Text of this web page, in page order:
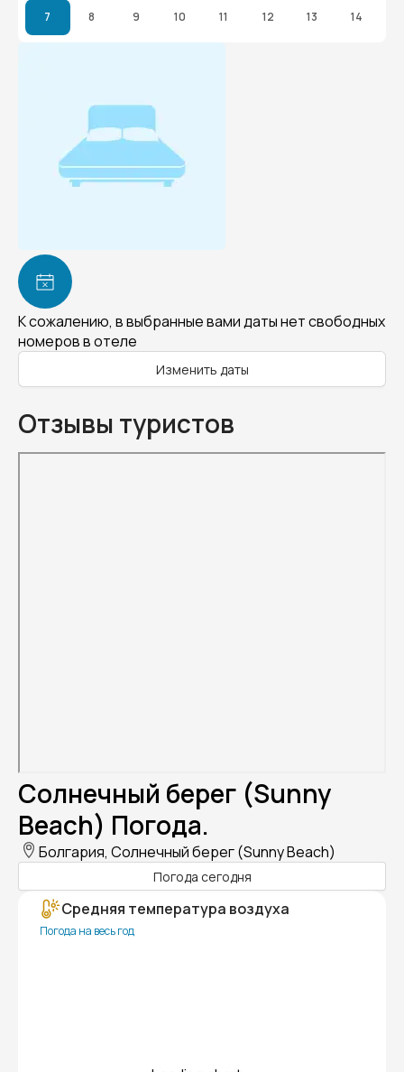
7 8 9 10 11 12 13 14
К сожалению, в выбранные вами даты нет свободных
номеров в отеле
Изменить даты
Отзывы туристов
Солнечный берег (Sunny
Beach) Погода.
Болгария, Солнечный берег (Sunny Beach)
Погода сегодня
Средняя температура воздуха
Погода на весь год